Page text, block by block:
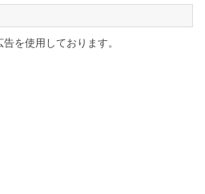
を使用しております。